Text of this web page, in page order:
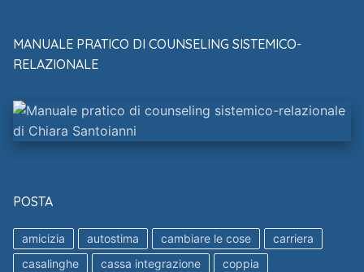
MANUALE PRATICO DI COUNSELING SISTEMICO-
RELAZIONALE
POSTA
amicizia autostima cambiare le cose
carriera
casalinghe
cassa integrazione
coppia